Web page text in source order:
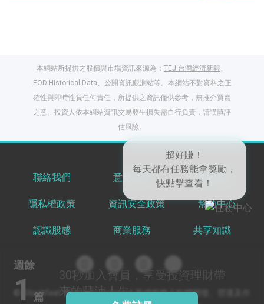
週餘
1 篇
30秒加入會員，享受投資理財帶
來的豐沛人生
本網站所提供之股價與市場資訊來源為： TEJ 台灣經濟新報、
EOD Historical Data、 公開資訊觀測站等。本網站不對資料之正
確性與即時性負任何責任，所提供之資訊僅供參考，無推介買賣
之意。投資人依本網站資訊交易發生損失需自行負責，請謹慎評
估風險。
聯絡我們 意見反饋 服務條款
隱私權政策 資訊安全政策 幫助中心
認識股感 商業服務 共享知識
© Stockfeel. All rights reserved 股感服務之軟體開發、營運及作
登入股感會員，閱讀
任一文章
出國就缺這咖？股